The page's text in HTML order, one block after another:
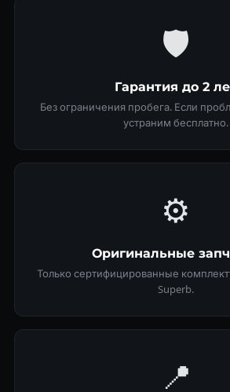
🛡
Гарантия до 2
Без ограничения пробега. Если
устраним бесплатно.
⚙️
Оригинальные
Только сертифицированные
Superb.
📍